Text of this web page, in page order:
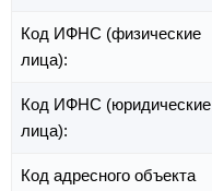
Код ИФНС (физические
лица):
Код ИФНС (юридические
лица):
Код адресного объекта